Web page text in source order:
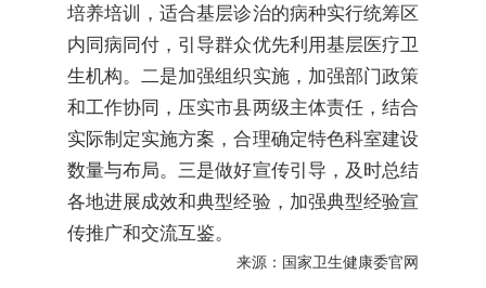
培养培训，适合基层诊治的病种实行统筹区
内同病同付，引导群众优先利用基层医疗卫
生机构。二是加强组织实施，加强部门政策
和工作协同，压实市县两级主体责任，结合
实际制定实施方案，合理确定特色科室建设
数量与布局。三是做好宣传引导，及时总结
各地进展成效和典型经验，加强典型经验宣
传推广和交流互鉴。
来源：国家卫生健康委官网